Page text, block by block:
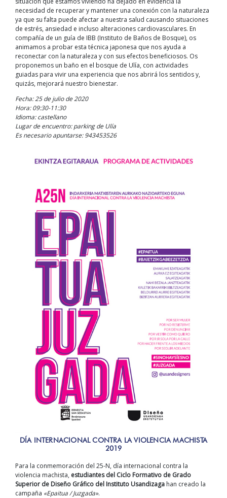
necesidad de recuperar y mantener una conexión con la naturaleza
ya que su falta puede afectar a nuestra salud causando situaciones
de estrés, ansiedad e incluso alteraciones cardiovasculares. En
compañía de un guía de IBB (Instituto de Baños de Bosque), os
animamos a probar esta técnica japonesa que nos ayuda a
reconectar con la naturaleza y con sus efectos beneficiosos. Os
proponemos un baño en el bosque de Ulía, con actividades
guiadas para vivir una experiencia que nos abrirá los sentidos y,
quizás, mejorará nuestro bienestar.
Fecha: 25 de julio de 2020
Hora: 09:30-11:30
Idioma: castellano
Lugar de encuentro: parking de Ulía
Es necesario apuntarse: 943453526
DÍA INTERNACIONAL CONTRA LA VIOLENCIA MACHISTA
2019
Para la conmemoración del 25-N, día internacional contra la
violencia machista, estudiantes del Ciclo Formativo de Grado
Superior de Diseño Gráfico del Instituto Usandizaga han creado la
campaña «Epaitua / Juzgada».